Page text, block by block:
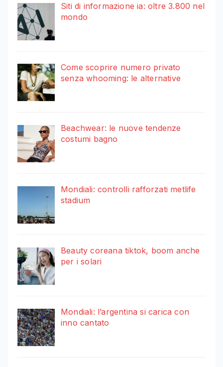
Siti di informazione ia: oltre 3.800 nel
mondo
Come scoprire numero privato
senza whooming: le alternative
Beachwear: le nuove tendenze
costumi bagno
Mondiali: controlli rafforzati metlife
stadium
Beauty coreana tiktok, boom anche
per i solari
Mondiali: l’argentina si carica con
inno cantato